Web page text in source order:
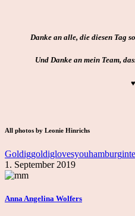
Danke an alle, die diesen Tag
Und Danke an mein Team,
♥
All photos by Leonie Hinrichs
Goldiggoldiglovesyouhamburg
1. September 2019
Anna Angelina Wolfers